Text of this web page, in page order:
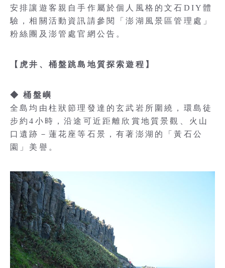
安排讓遊客親自手作屬於個人風格的文石DIY體
驗，相關活動資訊請參閱「澎湖風景區管理處」
粉絲團及澎管處官網公告。
【虎井、桶盤跳島地質探索遊程】
◆ 桶盤嶼
全島均由柱狀節理發達的玄武岩所圍繞，環島徒
步約4小時，沿途可近距離欣賞地質景觀、火山
口遺跡－蓮花座等石景，有著澎湖的「黃石公
園」美譽。